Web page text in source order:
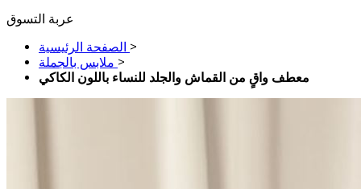
عربة التسوق
الصفحة الرئيسية >
ملابس بالجملة >
معطف واقٍ من القماش والجلد للنساء باللون الكاكي